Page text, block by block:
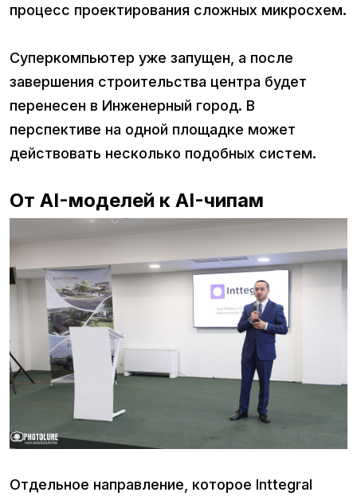
процесс проектирования сложных микросхем.
Суперкомпьютер уже запущен, а после
завершения строительства центра будет
перенесен в Инженерный город. В
перспективе на одной площадке может
действовать несколько подобных систем.
От AI-моделей к AI-чипам
Отдельное направление, которое Inttegral